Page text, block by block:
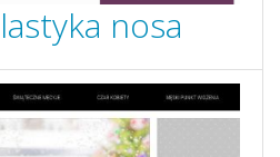
nosa